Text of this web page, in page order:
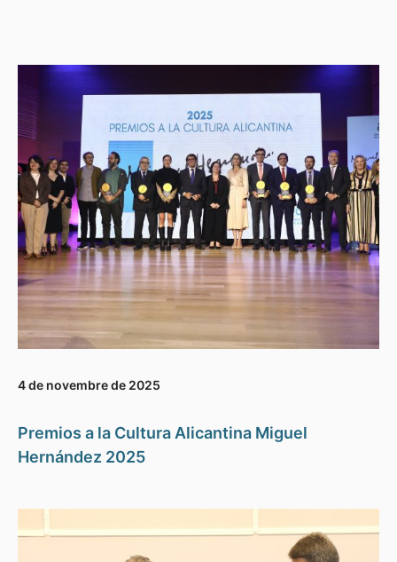
4 de novembre de 2025
Premios a la Cultura Alicantina Miguel
Hernández 2025